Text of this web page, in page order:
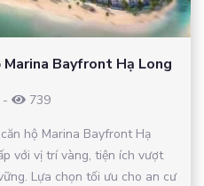
Bayfront Hạ Long
-
739
hộ Marina Bayfront Hạ
với vị trí vàng, tiện ích vượt
Lựa chọn tối ưu cho an cư